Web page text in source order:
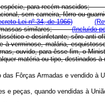
espécie, para recém
sem carneira, fôrro ou
Lei nº 34, de 1966)
massas similares;(Incluído
e desinfetante; sôro
à verminose, malária,
ouvido, para êsse fim,
matéria ou tipo,
das Fôrças Armadas e
e peças, quando vendidas à